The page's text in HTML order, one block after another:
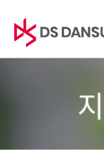
회사소개